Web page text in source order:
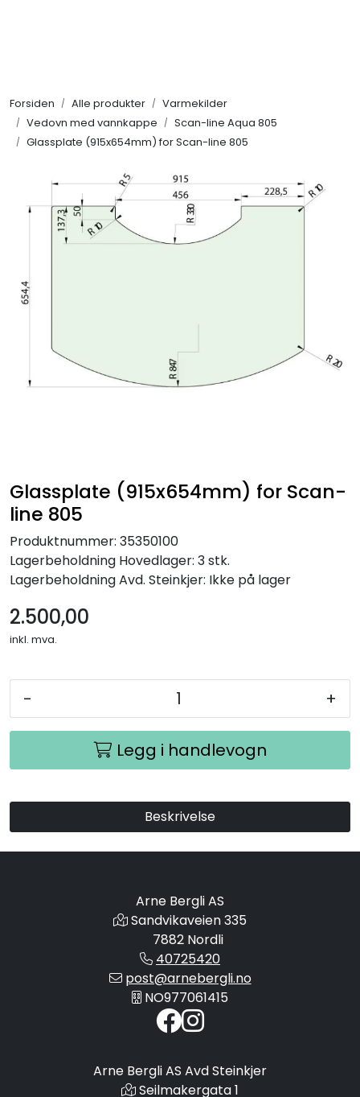
Forsiden Alle produkter
Varmekilder
Vedovn med vannkappe
Scan-line Aqua 805
Glassplate (915x654mm) for Scan-line 805
Glassplate (915x654mm) for Scan-
line 805
Produktnummer: 35350100
Lagerbeholdning Hovedlager: 3 stk.
LagerbeholdningAvd. Steinkjer: Ikke på lager
2.500,00
inkl. mva.
- +
Legg i handlevogn
Beskrivelse
Arne Bergli AS
Sandvikaveien 335
7882 Nordli
40725420
post@arnebergli.no
NO977061415
Arne Bergli AS Avd Steinkjer
Seilmakergata 1
KAMPANJER
Søk om proffkundekonto
Reservedeler
Outlet